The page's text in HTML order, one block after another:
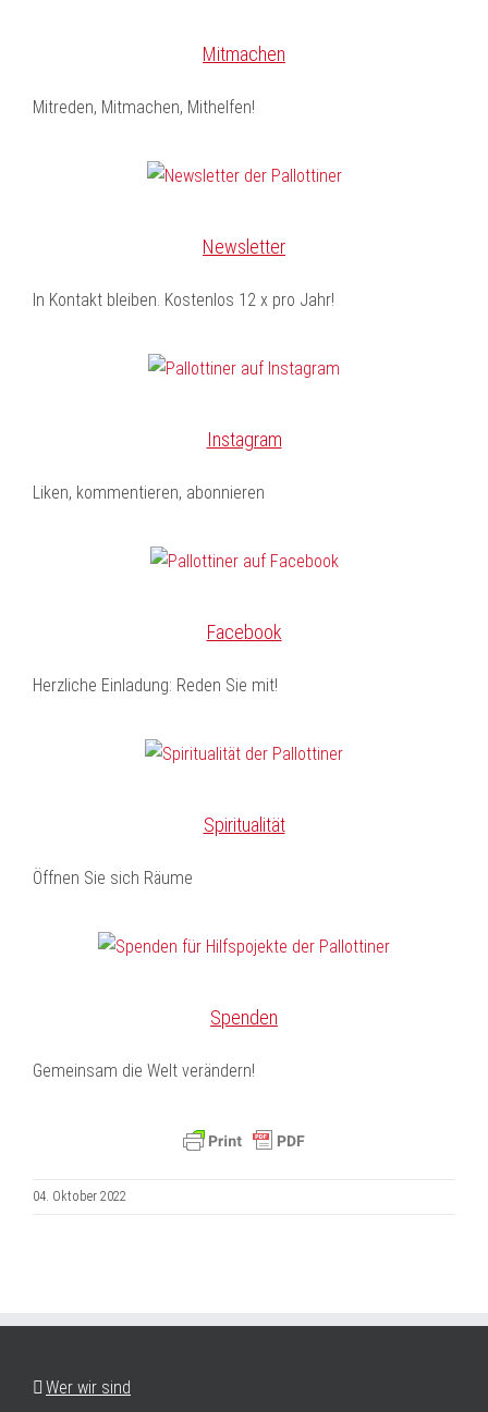
Mitmachen
Mitreden, Mitmachen, Mithelfen!
Newsletter
In Kontakt bleiben. Kostenlos 12 x pro Jahr!
Instagram
Liken, kommentieren, abonnieren
Facebook
Herzliche Einladung: Reden Sie mit!
Spiritualität
Öffnen Sie sich Räume
Spenden
Gemeinsam die Welt verändern!
04. Oktober 2022
Wer wir sind